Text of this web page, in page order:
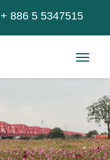
+ 886 5 5347515